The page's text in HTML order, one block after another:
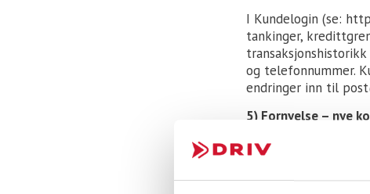
I Kundelogin (se:
tankinger,
og telefonnummer.
endringer inn til
5) Fornyelse – nye
Ved mottak av nye
Kunden er også